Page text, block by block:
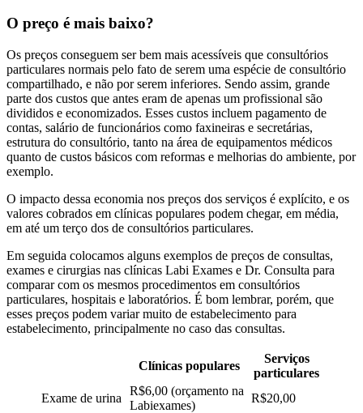
O preço é mais baixo?
Os preços conseguem ser bem mais acessíveis que consultórios
particulares normais pelo fato de serem uma espécie de consultório
compartilhado, e não por serem inferiores. Sendo assim, grande
parte dos custos que antes eram de apenas um profissional são
divididos e economizados. Esses custos incluem pagamento de
contas, salário de funcionários como faxineiras e secretárias,
estrutura do consultório, tanto na área de equipamentos médicos
quanto de custos básicos com reformas e melhorias do ambiente, por
exemplo.
O impacto dessa economia nos preços dos serviços é explícito, e os
valores cobrados em clínicas populares podem chegar, em média,
em até um terço dos de consultórios particulares.
Em seguida colocamos alguns exemplos de preços de consultas,
exames e cirurgias nas clínicas Labi Exames e Dr. Consulta para
comparar com os mesmos procedimentos em consultórios
particulares, hospitais e laboratórios. É bom lembrar, porém, que
esses preços podem variar muito de estabelecimento para
estabelecimento, principalmente no caso das consultas.
Clínicas populares
Serviços
particulares
Exame de urina
R$6,00 (orçamento na
Labiexames)
R$20,00